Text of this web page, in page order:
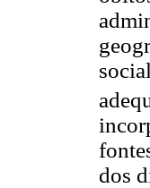
dos